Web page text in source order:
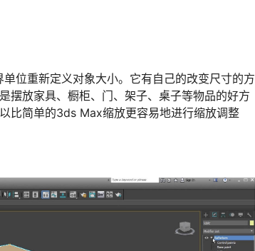
位重新定义对象大小。它有自己的改变尺寸的方
摆放家具、橱柜、门、架子、桌子等物品的好方
比简单的3ds Max缩放更容易地进行缩放调整